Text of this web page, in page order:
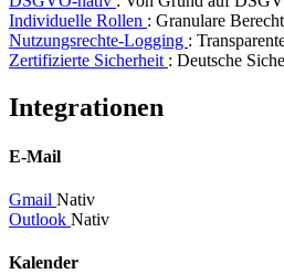
Individuelle Rollen : Granulare
Nutzungsrechte-Logging :
Zertifizierte Sicherheit : Deutsche
Integrationen
E-Mail
Gmail Nativ
Outlook Nativ
Kalender